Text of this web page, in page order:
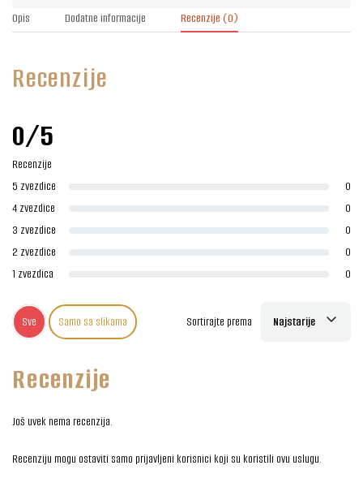
Opis Dodatne informacije Recenzije (0)
Recenzije
0/5
Recenzije
5 zvezdice
0
4 zvezdice
0
3 zvezdice
0
2 zvezdice
0
1 zvezdica
0
Sve Samo sa slikama Sortirajte prema Najstarije
Recenzije
Još uvek nema recenzija.
Recenziju mogu ostaviti samo prijavljeni korisnici koji su koristili ovu uslugu.